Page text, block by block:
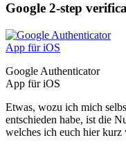
Google 2-step
Google Authenticator
App für iOS
Etwas, wozu ich mich
entschieden habe, ist die
welches ich euch hier kurz